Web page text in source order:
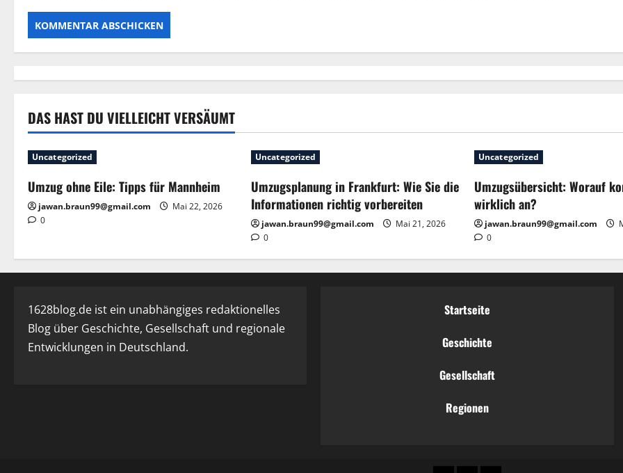
DAS HAST DU VIELLEICHT VERSÄUMT
Uncategorized
Umzug ohne Eile: Tipps für Mannheim
jawan.braun99@gmail.com
Mai 22, 2026
0
Uncategorized
Umzugsplanung in Frankfurt: Wie Sie die
Informationen richtig vorbereiten
jawan.braun99@gmail.com
Mai 21, 2026
0
Uncategorized
Umzugsübersicht: Worauf
wirklich an?
jawan.braun99@gmail.com
0
1628blog.de ist ein unabhängiges redaktionelles
Blog über Geschichte, Gesellschaft und regionale
Entwicklungen in Deutschland.
Startseite
Geschichte
Gesellschaft
Regionen